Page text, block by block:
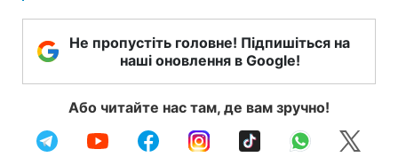
Не пропустіть головне! Підпишіться на
наші оновлення в Google!
Або читайте нас там, де вам зручно!